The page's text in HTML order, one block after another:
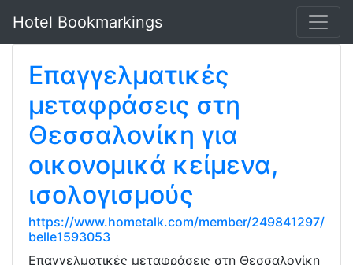
Hotel Bookmarkings
Επαγγελματικές
μεταφράσεις στη
Θεσσαλονίκη για
οικονομικά κείμενα,
ισολογισμούς
https://www.hometalk.com/member/249841297/
belle1593053
Επαγγελματικές μεταφράσεις στη Θεσσαλονίκη